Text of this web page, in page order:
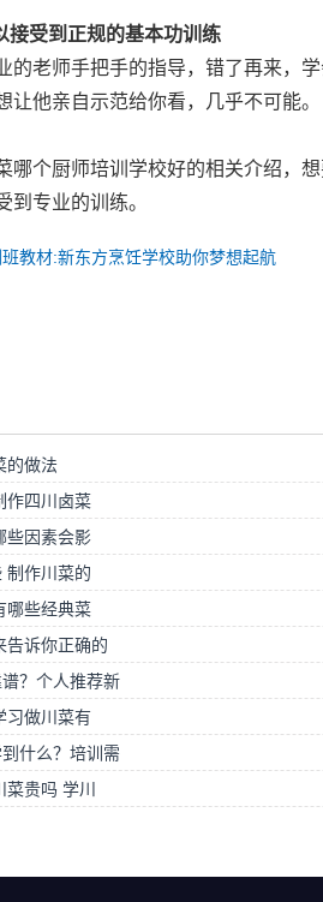
接受到正规的基本功训练
老师手把手的指导，错了再来，学
让他亲自示范给你看，几乎不可能。
个厨师培训学校好的相关介绍，想
到专业的训练。
教材:新东方烹饪学校助你梦想起航
的做法
作四川卤菜
些因素会影
制作川菜的
哪些经典菜
告诉你正确的
？个人推荐新
习做川菜有
什么？培训需
贵吗 学川